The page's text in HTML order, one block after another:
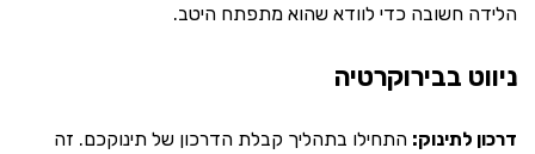
הלידה חשובה כדי לוודא שהוא מתפתח היטב.
ניווט בבירוקרטיה
דרכון לתינוק: התחילו בתהליך קבלת הדרכון של תינוקכם. זה